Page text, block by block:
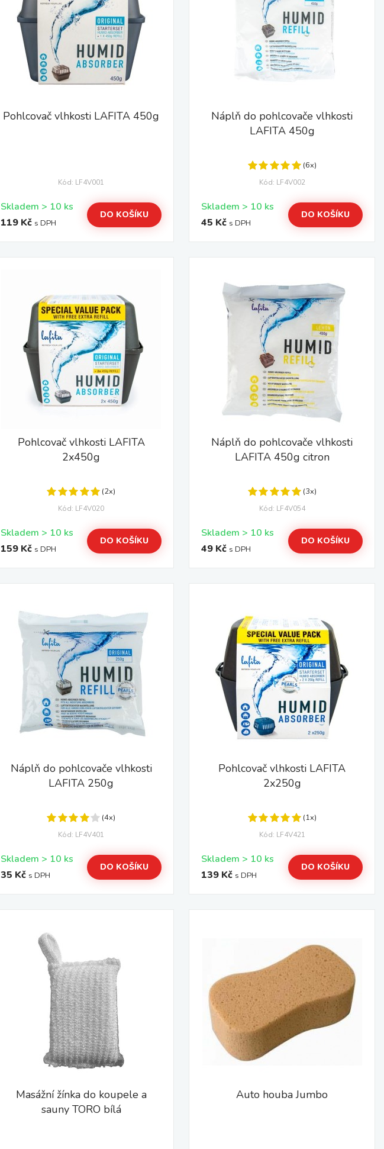
Pohlcovač vlhkosti LAFITA 450g
Kód: LF4V001
Skladem > 10 ks
119 Kč s DPH
DO KOŠÍKU
Náplň do pohlcovače vlhkosti
LAFITA 450g
(6x)
Kód: LF4V002
Skladem > 10 ks
45 Kč s DPH
DO KOŠÍKU
Pohlcovač vlhkosti LAFITA
2x450g
(2x)
Kód: LF4V020
Skladem > 10 ks
159 Kč s DPH
DO KOŠÍKU
Náplň do pohlcovače vlhkosti
LAFITA 450g citron
(3x)
Kód: LF4V054
Skladem > 10 ks
49 Kč s DPH
DO KOŠÍKU
Náplň do pohlcovače vlhkosti
LAFITA 250g
(4x)
Kód: LF4V401
Skladem > 10 ks
35 Kč s DPH
DO KOŠÍKU
Pohlcovač vlhkosti LAFITA
2x250g
(1x)
Kód: LF4V421
Skladem > 10 ks
139 Kč s DPH
DO KOŠÍKU
Masážní žínka do koupele a
sauny TORO bílá
Auto houba Jumbo